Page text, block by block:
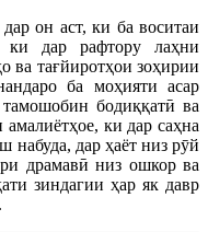
он аст, ки ба воситаи
ки дар рафтору лаҳни
ва тағйиротҳои зоҳирии
ба моҳияти асар
бодиққатӣ ва
ки дар саҳна
набуда, дар ҳаёт низ рӯй
драмавӣ низ ошкор ва
зиндагии ҳар як давр